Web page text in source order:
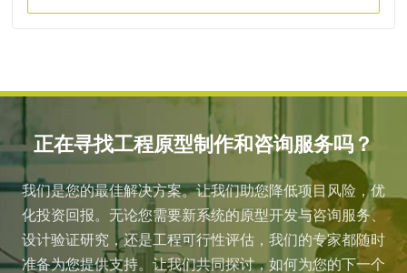
正在寻找工程原型制作和咨询服务吗？
我们是您的最佳解决方案。让我们助您降低项目风险，优
化投资回报。无论您需要新系统的原型开发与咨询服务、
设计验证研究，还是工程可行性评估，我们的专家都随时
准备为您提供支持。让我们共同探讨，如何为您的下一个